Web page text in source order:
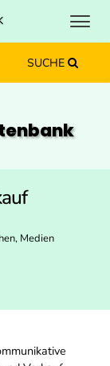
springenspringen
springen
springen
SUCHE
Medien